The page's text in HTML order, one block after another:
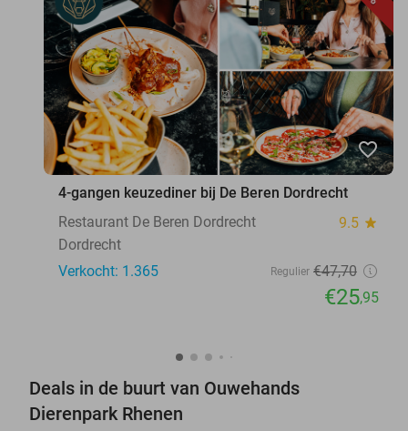
favorite_border
4-gangen keuzediner bij De Beren Dordrecht
Restaurant De Beren Dordrecht
9.5 star
Dordrecht
Verkocht: 1.365
Regulier €47,70
€25,95
Deals in de buurt van Ouwehands
Dierenpark Rhenen